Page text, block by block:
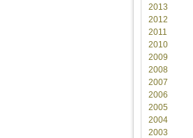
2013
2012
2011
2010
2009
2008
2007
2006
2005
2004
2003